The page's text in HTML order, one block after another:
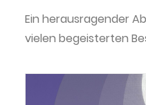
Ein herausragender
vielen begeisterten